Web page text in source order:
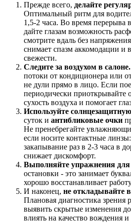
Прежде всего, делайте
Оптимальный ритм для
1,5-2 часа. Во время
дайте глазам возможность
смотрите вдаль без
снимает спазм аккомодации и
свежести.
Следите за воздухом в салоне.
потоки от кондиционера или
не дули прямо в лицо. Если
периодически приоткрывайте
сухость воздуха и помогает
Используйте
суток и антибликовые очки
Не пренебрегайте
если носите контактные
закапывание раз в 2-3 часа в
снижает дискомфорт.
Выполняйте упражнения для
остановки - это занимает
хорошо восстанавливает
И наконец, не откладывайте
Плановая диагностика зрения
выявить скрытые изменения
влиять на качество вождения